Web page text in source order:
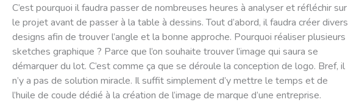
C’est pourquoi il faudra passer de nombreuses heures à analyser et réfléchir sur
le projet avant de passer à la table à dessins. Tout d’abord, il faudra créer divers
designs afin de trouver l’angle et la bonne approche. Pourquoi réaliser plusieurs
sketches graphique ? Parce que l’on souhaite trouver l’image qui saura se
démarquer du lot. C’est comme ça que se déroule la conception de logo. Bref, il
n’y a pas de solution miracle. Il suffit simplement d’y mettre le temps et de
l’huile de coude dédié à la création de l’image de marque d’une entreprise.